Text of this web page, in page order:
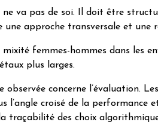
va pas de soi. Il doit être
une approche transversale et
mixité femmes-hommes dans les
plus larges.
observée concerne l’évaluation.
l’angle croisé de la
traçabilité des choix